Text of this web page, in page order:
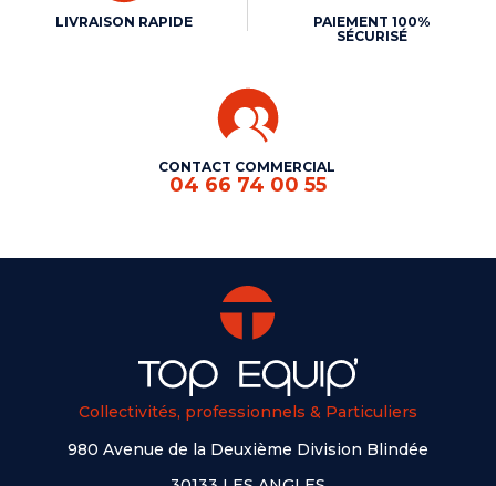
LIVRAISON RAPIDE
PAIEMENT 100%
SÉCURISÉ
CONTACT COMMERCIAL
04 66 74 00 55
Collectivités, professionnels & Particuliers
980 Avenue de la Deuxième Division Blindée